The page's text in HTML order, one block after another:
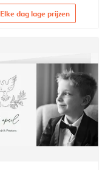
Elke dag lage prijzen